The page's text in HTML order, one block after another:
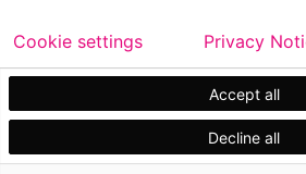
Copyright © 2026 Metso
Käyttöehdot
Tietosuoja
Accept all
Decline all
Cookie settings Privacy